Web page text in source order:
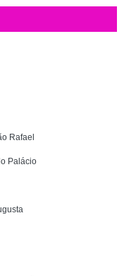
Rafael
Palácio